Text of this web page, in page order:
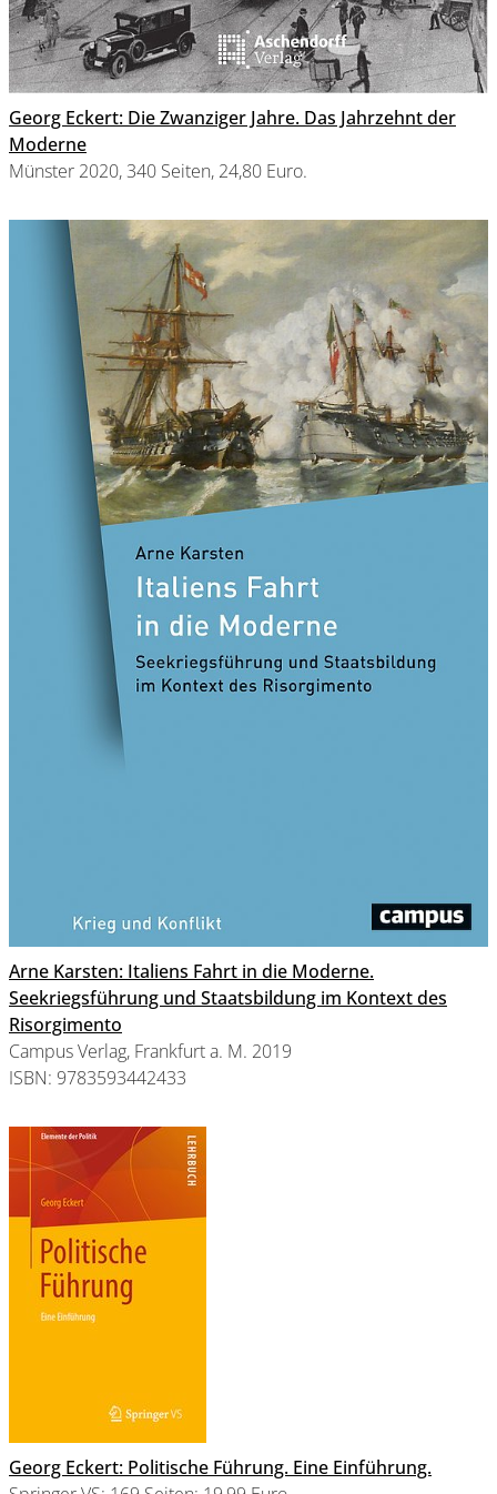
Georg Eckert: Die Zwanziger Jahre. Das Jahrzehnt der
Moderne
Münster 2020, 340 Seiten, 24,80 Euro.
Arne Karsten: Italiens Fahrt in die Moderne.
Seekriegsführung und Staatsbildung im Kontext des
Risorgimento
Campus Verlag, Frankfurt a. M. 2019
ISBN: 9783593442433
Georg Eckert: Politische Führung. Eine Einführung.